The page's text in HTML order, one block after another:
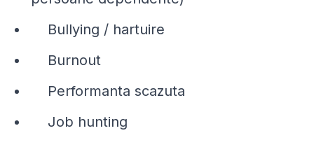
Bullying / hartuire
Burnout
Performanta scazuta
Job hunting